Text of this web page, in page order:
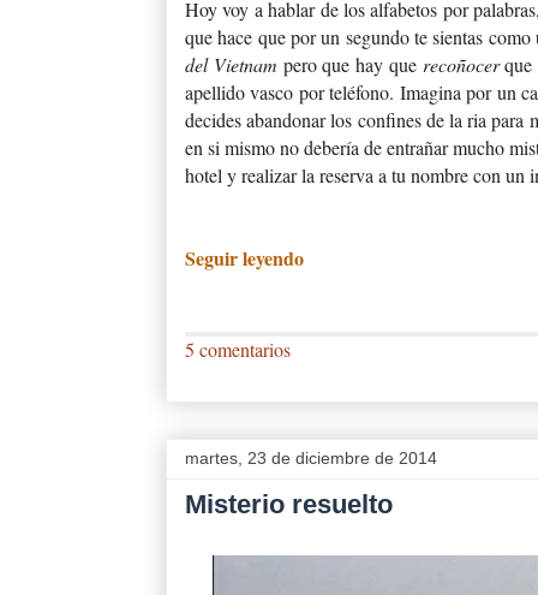
Hoy voy a hablar de los alfabetos por palabras
que hace que por un segundo te sientas
del Vietnam pero que hay que recoñocerque
apellido vasco por teléfono.Imagina por un
decides abandonar los confines de la ria
en si mismo no debería de entrañar mucho
hotel y realizar la reserva a tu nombre con un
Seguir leyendo
5 comentarios
martes, 23 de diciembre de 2014
Misterio resuelto